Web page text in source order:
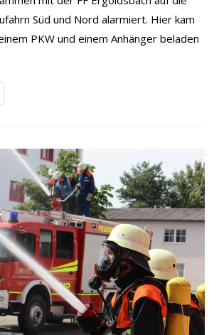
Süd und Nord alarmiert. Hier kam
PKW und einem Anhänger beladen